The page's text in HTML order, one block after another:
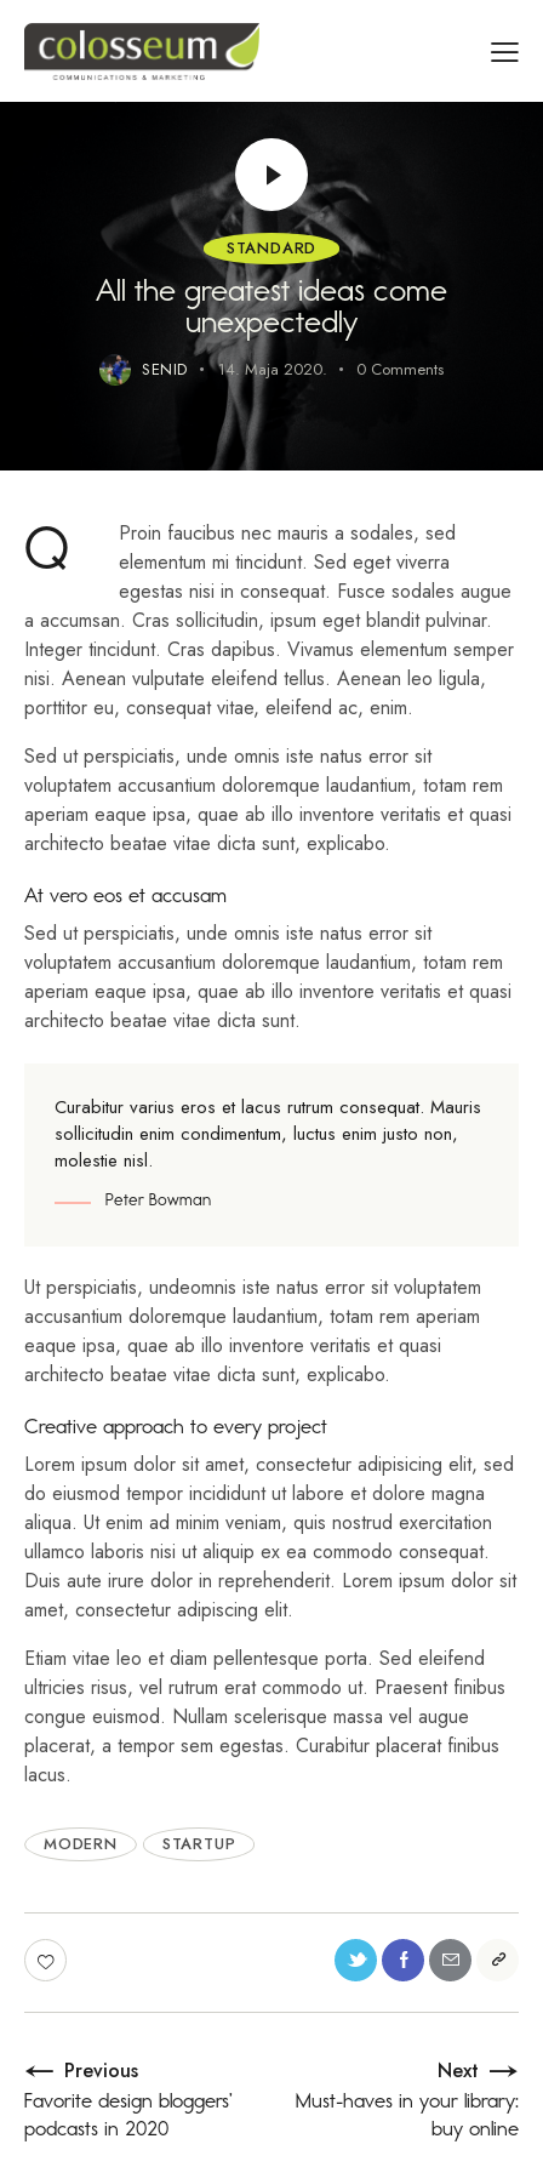
STANDARD
All the greatest ideas come
unexpectedly
SENID 14. Maja 2020. 0 Comments
Q
Proin faucibus nec mauris a sodales, sed
elementum mi tincidunt. Sed eget viverra
egestas nisi in consequat. Fusce sodales augue
a accumsan. Cras sollicitudin, ipsum eget blandit pulvinar.
Integer tincidunt. Cras dapibus. Vivamus elementum semper
nisi. Aenean vulputate eleifend tellus. Aenean leo ligula,
porttitor eu, consequat vitae, eleifend ac, enim.
Sed ut perspiciatis, unde omnis iste natus error sit
voluptatem accusantium doloremque laudantium, totam rem
aperiam eaque ipsa, quae ab illo inventore veritatis et quasi
architecto beatae vitae dicta sunt, explicabo.
At vero eos et accusam
Sed ut perspiciatis, unde omnis iste natus error sit
voluptatem accusantium doloremque laudantium, totam rem
aperiam eaque ipsa, quae ab illo inventore veritatis et quasi
architecto beatae vitae dicta sunt.
Curabitur varius eros et lacus rutrum consequat. Mauris
sollicitudin enim condimentum, luctus enim justo non,
molestie nisl.
Peter Bowman
Ut perspiciatis, undeomnis iste natus error sit voluptatem
accusantium doloremque laudantium, totam rem aperiam
eaque ipsa, quae ab illo inventore veritatis et quasi
architecto beatae vitae dicta sunt, explicabo.
Creative approach to every project
Lorem ipsum dolor sit amet, consectetur adipisicing elit, sed
do eiusmod tempor incididunt ut labore et dolore magna
aliqua. Ut enim ad minim veniam, quis nostrud exercitation
ullamco laboris nisi ut aliquip ex ea commodo consequat.
Duis aute irure dolor in reprehenderit. Lorem ipsum dolor sit
amet, consectetur adipiscing elit.
Etiam vitae leo et diam pellentesque porta. Sed eleifend
ultricies risus, vel rutrum erat commodo ut. Praesent finibus
congue euismod. Nullam scelerisque massa vel augue
placerat, a tempor sem egestas. Curabitur placerat finibus
lacus.
MODERN STARTUP
Previous
Favorite design bloggers’
podcasts in 2020
Next
Must-haves in your library:
buy online